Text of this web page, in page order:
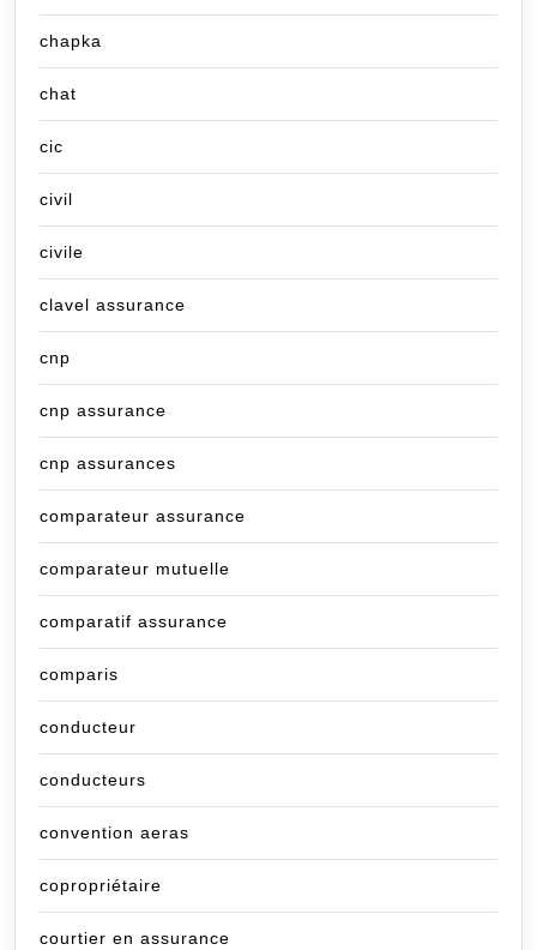
chapka
chat
cic
civil
civile
clavel assurance
cnp
cnp assurance
cnp assurances
comparateur assurance
comparateur mutuelle
comparatif assurance
comparis
conducteur
conducteurs
convention aeras
copropriétaire
courtier en assurance